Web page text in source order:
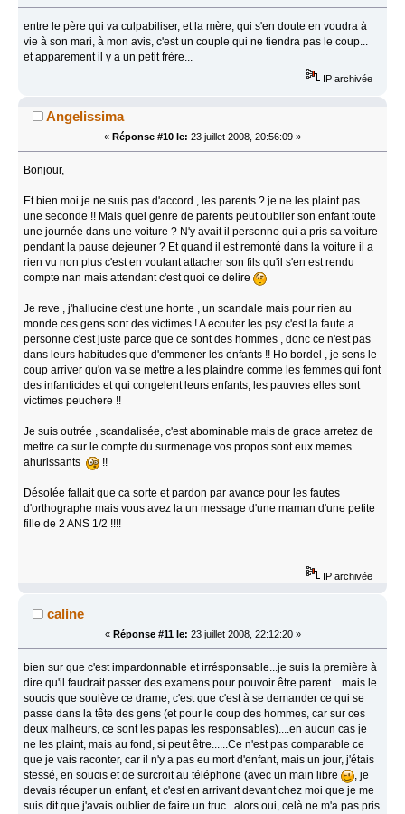
entre le père qui va culpabiliser, et la mère, qui s'en doute en voudra à
vie à son mari, à mon avis, c'est un couple qui ne tiendra pas le coup...
et apparement il y a un petit frère...
IP archivée
Angelissima
« Réponse #10 le: 23 juillet 2008, 20:56:09 »
Bonjour,
Et bien moi je ne suis pas d'accord , les parents ? je ne les plaint pas
une seconde !! Mais quel genre de parents peut oublier son enfant toute
une journée dans une voiture ? N'y avait il personne qui a pris sa voiture
pendant la pause dejeuner ? Et quand il est remonté dans la voiture il a
rien vu non plus c'est en voulant attacher son fils qu'il s'en est rendu
compte nan mais attendant c'est quoi ce delire
Je reve , j'hallucine c'est une honte , un scandale mais pour rien au
monde ces gens sont des victimes ! A ecouter les psy c'est la faute a
personne c'est juste parce que ce sont des hommes , donc ce n'est pas
dans leurs habitudes que d'emmener les enfants !! Ho bordel , je sens le
coup arriver qu'on va se mettre a les plaindre comme les femmes qui font
des infanticides et qui congelent leurs enfants, les pauvres elles sont
victimes peuchere !!
Je suis outrée , scandalisée, c'est abominable mais de grace arretez de
mettre ca sur le compte du surmenage vos propos sont eux memes
ahurissants
!!
Désolée fallait que ca sorte et pardon par avance pour les fautes
d'orthographe mais vous avez la un message d'une maman d'une petite
fille de 2 ANS 1/2 !!!!
IP archivée
caline
« Réponse #11 le: 23 juillet 2008, 22:12:20 »
bien sur que c'est impardonnable et irrésponsable...je suis la première à
dire qu'il faudrait passer des examens pour pouvoir être parent....mais le
soucis que soulève ce drame, c'est que c'est à se demander ce qui se
passe dans la tête des gens (et pour le coup des hommes, car sur ces
deux malheurs, ce sont les papas les responsables)....en aucun cas je
ne les plaint, mais au fond, si peut être......Ce n'est pas comparable ce
que je vais raconter, car il n'y a pas eu mort d'enfant, mais un jour, j'étais
stessé, en soucis et de surcroit au téléphone (avec un main libre
, je
devais récuper un enfant, et c'est en arrivant devant chez moi que je me
suis dit que j'avais oublier de faire un truc...alors oui, celà ne m'a pas pris